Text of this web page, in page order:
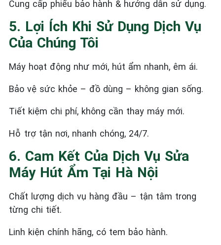
Cung cấp phiếu bảo hành & hướng dẫn sử dụng.
5. Lợi Ích Khi Sử Dụng Dịch Vụ
Của Chúng Tôi
Máy hoạt động như mới, hút ẩm nhanh, êm ái.
Bảo vệ sức khỏe – đồ dùng – không gian sống.
Tiết kiệm chi phí, không cần thay máy mới.
Hỗ trợ tận nơi, nhanh chóng, 24/7.
6. Cam Kết Của Dịch Vụ Sửa
Máy Hút Ẩm Tại Hà Nội
Chất lượng dịch vụ hàng đầu – tận tâm trong
từng chi tiết.
Linh kiện chính hãng, có tem bảo hành.